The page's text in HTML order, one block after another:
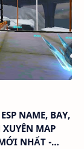
NAME, BAY,
MAP
NHẤT -